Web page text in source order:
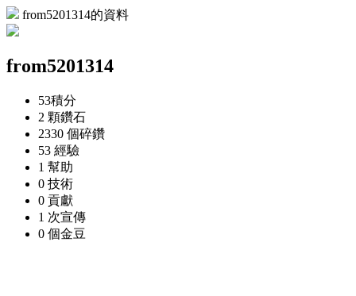
from5201314的資料
from5201314
53積分
2 顆鑽石
2330 個碎鑽
53 經驗
1 幫助
0 技術
0 貢獻
1 次宣傳
0 個金豆